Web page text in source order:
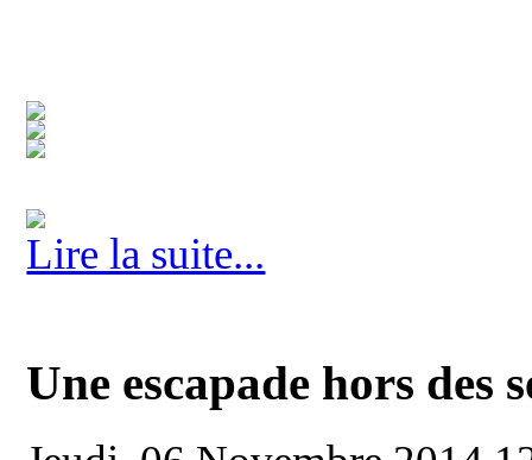
Lire la suite...
Une escapade hors des